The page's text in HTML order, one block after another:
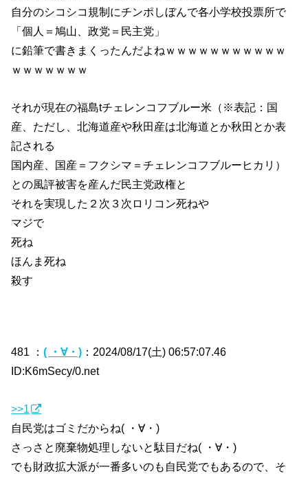
自分のシコシコ規制にチンポしぼんで各小学校投票所で
「個人＝鳩山、政党＝民主党」
に鉛筆で書きまくったんだよねｗｗｗｗｗｗｗｗｗｗｗ
ｗｗｗｗｗｗｗ
それが現在の福島tチェレンコフブルー米（※表記：国
産、ただし、北海道産や秋田産は北海道とか秋田とか表
記される
国内産、国産＝フクシマ＝チェレンコフブルーヒカリ）
との風評被害を産んだ民主党政権と
それを実現した２次３次ロリコン死ねや
マジで
死ね
ほんま死ね
殺す
481 ：( ・∀・) ：2024/08/17(土) 06:57:07.46
ID:K6mSecy/0.net
>>1
自民党はゴミだからね( ・∀・)
さっさと廃棄物処理しないと駄目だね( ・∀・)
でも財政拡大派が一番多いのも自民党でもあるので、そ